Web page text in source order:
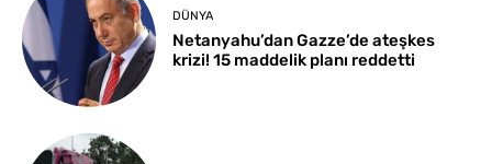
DÜNYA
Netanyahu’dan Gazze’de ateşkes
krizi! 15 maddelik planı reddetti